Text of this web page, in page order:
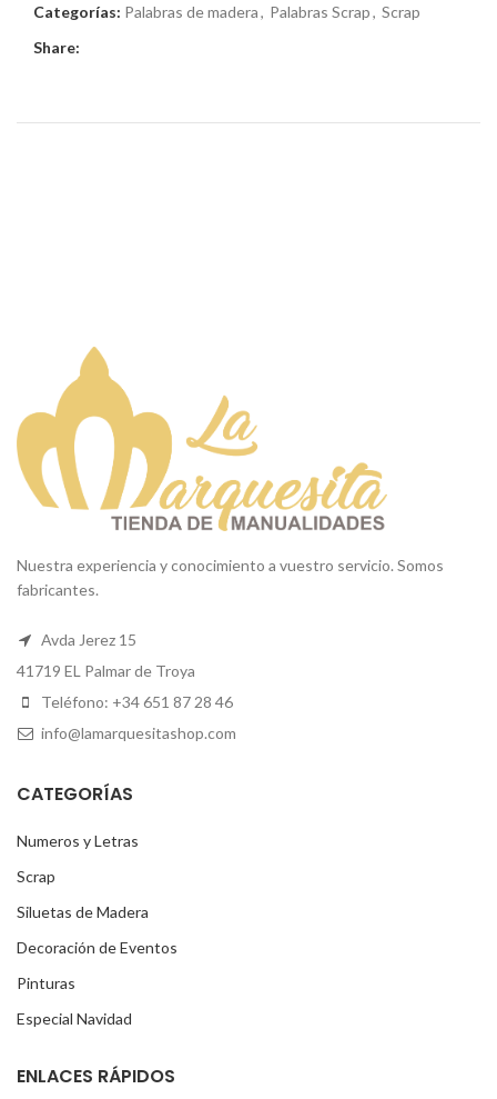
Categorías: Palabras de madera, Palabras Scrap, Scrap
Share:
Nuestra experiencia y conocimiento a vuestro servicio. Somos
fabricantes.
Avda Jerez 15
41719 EL Palmar de Troya
Teléfono: +34 651 87 28 46
info@lamarquesitashop.com
CATEGORÍAS
Numeros y Letras
Scrap
Siluetas de Madera
Decoración de Eventos
Pinturas
Especial Navidad
ENLACES RÁPIDOS